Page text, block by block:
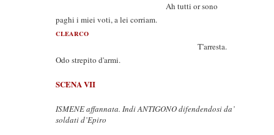
Ah tutti or sono
paghi i miei voti, a lei corriam.
CLEARCO
T'arresta.
Odo strepito d'armi.
SCENA VII
ISMENE affannata. Indi ANTIGONO difendendosi da’
soldati d’Epiro